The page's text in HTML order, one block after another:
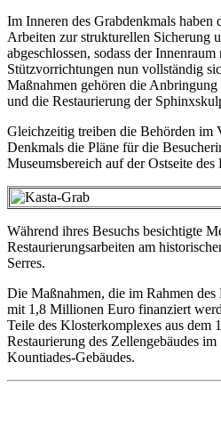
Im Inneren des Grabdenkmals haben
Arbeiten zur strukturellen Sicherung
abgeschlossen, sodass der
Stützvorrichtungen nun vollständig
Maßnahmen gehören die
und die Restaurierung der
Gleichzeitig treiben die Behörden im
Denkmals die Pläne für die
Museumsbereich auf der Ostseite des
Während ihres Besuchs besichtigte
Restaurierungsarbeiten am
Serres.
Die Maßnahmen, die im Rahmen
mit 1,8 Millionen Euro finanziert
Teile des Klosterkomplexes aus dem
Restaurierung des Zellengebäudes
Kountiades-Gebäudes.